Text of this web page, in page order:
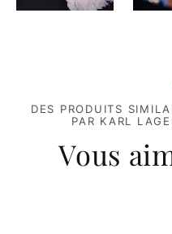
DES PRODUITS
PAR KARL
Vous